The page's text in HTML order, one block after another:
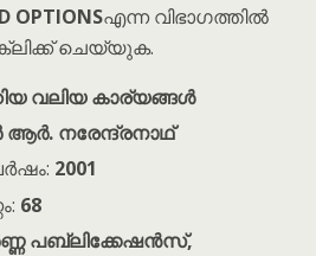
OPTIONSഎന്ന വിഭാഗത്തിൽ
ക്ലിക്ക് ചെയ്യുക.
വലിയ കാര്യങ്ങൾ
നരേന്ദ്രനാഥ്
2001
68
പബ്ലിക്കേഷൻസ്,